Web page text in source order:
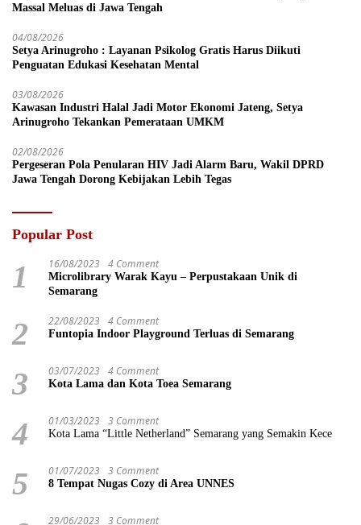
Massal Meluas di Jawa Tengah
04/08/2026
Setya Arinugroho : Layanan Psikolog Gratis Harus Diikuti
Penguatan Edukasi Kesehatan Mental
03/08/2026
Kawasan Industri Halal Jadi Motor Ekonomi Jateng, Setya
Arinugroho Tekankan Pemerataan UMKM
02/08/2026
Pergeseran Pola Penularan HIV Jadi Alarm Baru, Wakil DPRD
Jawa Tengah Dorong Kebijakan Lebih Tegas
Popular Post
1 16/08/2023 4 Comment
Microlibrary Warak Kayu – Perpustakaan Unik di
Semarang
2 22/08/2023 4 Comment
Funtopia Indoor Playground Terluas di Semarang
3 03/07/2023 4 Comment
Kota Lama dan Kota Toea Semarang
4 01/03/2023 3 Comment
Kota Lama “Little Netherland” Semarang yang Semakin Kece
5 01/07/2023 3 Comment
8 Tempat Nugas Cozy di Area UNNES
29/06/2023 3 Comment